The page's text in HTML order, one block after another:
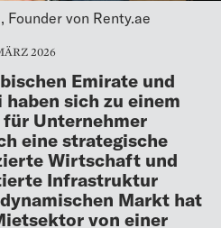
Founder von Renty.ae
2026
Emirate und
sich zu einem
Unternehmer
eine strategische
Wirtschaft und
Infrastruktur
Markt hat
von einer